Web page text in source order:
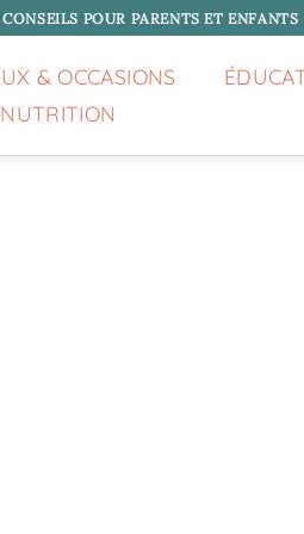
POUR PARENTS ET ENFANTS
& OCCASIONS